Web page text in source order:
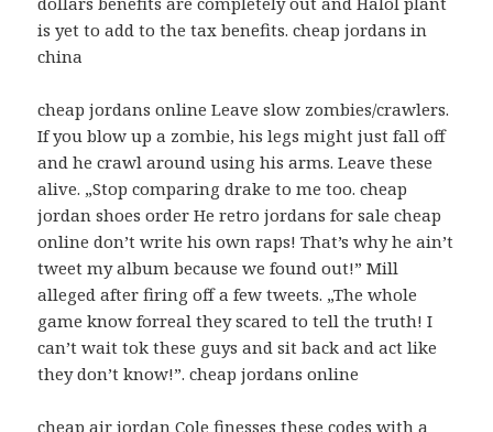
is yet to add to the tax benefits. cheap jordans in
china
cheap jordans online Leave slow zombies/crawlers.
If you blow up a zombie, his legs might just fall off
and he crawl around using his arms. Leave these
alive. „Stop comparing drake to me too. cheap
jordan shoes order He retro jordans for sale cheap
online don’t write his own raps! That’s why he ain’t
tweet my album because we found out!” Mill
alleged after firing off a few tweets. „The whole
game know forreal they scared to tell the truth! I
can’t wait tok these guys and sit back and act like
they don’t know!”. cheap jordans online
cheap air jordan Cole finesses these codes with a